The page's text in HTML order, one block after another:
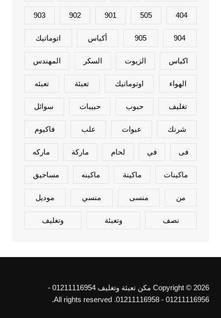
404
505
901
902
903
904
905 أكياس اتوماتيك
اكياس الزيوت السكر المهندس
الهواء اوتوماتيك تعبئة تعبئه
تغليف حبوب حبيبات سوائل
شرنك عبوات علب فاكيوم
فى في لحام ماركة ماركه
ماكينات ماكينة ماكينه مساحيق
من منسى منسي موديل
نصف وتعبئة وتغليف
Copyright © 2026 مكن تعبئة وتغليف 01211116954 -
01211116956 - 01211116958. All rights reserved.